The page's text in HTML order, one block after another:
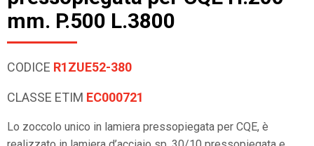
mm. P.500 L.3800
CODICE R1ZUE52-380
CLASSE ETIM EC000721
Lo zoccolo unico in lamiera pressopiegata per CQE, è